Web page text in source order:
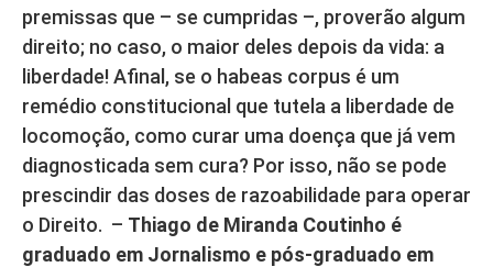
premissas que – se cumpridas –, proverão algum
direito; no caso, o maior deles depois da vida: a
liberdade! Afinal, se o habeas corpus é um
remédio constitucional que tutela a liberdade de
locomoção, como curar uma doença que já vem
diagnosticada sem cura? Por isso, não se pode
prescindir das doses de razoabilidade para operar
o Direito. – Thiago de Miranda Coutinho é
graduado em Jornalismo e pós-graduado em